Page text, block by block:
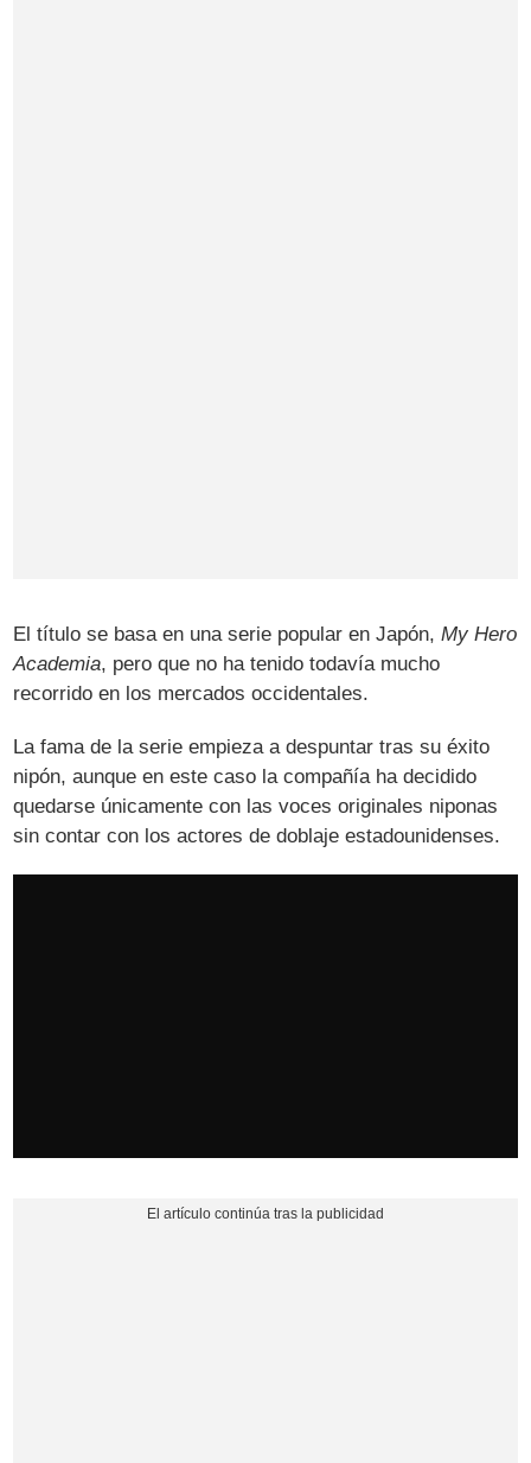
El título se basa en una serie popular en Japón,My Hero
Academia, pero que no ha tenido todavía mucho
recorrido en los mercados occidentales.
La fama de la serie empieza a despuntar tras su éxito
nipón, aunque en este caso la compañía ha decidido
quedarse únicamente con las voces originales niponas
sin contar con los actores de doblaje estadounidenses.